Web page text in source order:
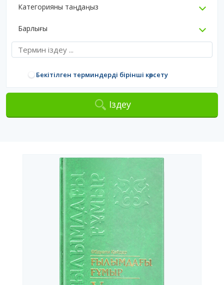
Категорияны таңдаңыз
Барлығы
Бекітілген терминдерді бірінші көрсету
Іздеу